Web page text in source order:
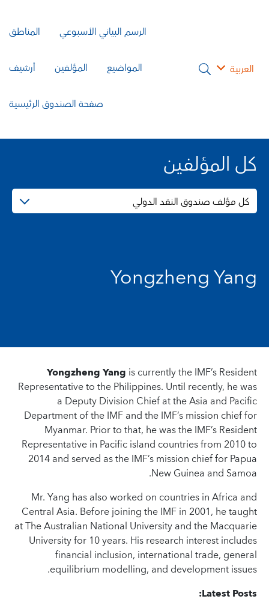
العربية
الرسم البياني الأسبوعي المناطق
المواضيع المؤلفين أرشيف
صفحة الصندوق الرئيسية
كل المؤلفين
كل مؤلف صندوق النقد الدولي
Yongzheng Yang
Yongzheng Yang is currently the IMF’s Resident
Representative to the Philippines. Until recently, he was
a Deputy Division Chief at the Asia and Pacific
Department of the IMF and the IMF’s mission chief for
Myanmar. Prior to that, he was the IMF’s Resident
Representative in Pacific island countries from 2010 to
2014 and served as the IMF’s mission chief for Papua
New Guinea and Samoa.
Mr. Yang has also worked on countries in Africa and
Central Asia. Before joining the IMF in 2001, he taught
at The Australian National University and the Macquarie
University for 10 years. His research interest includes
financial inclusion, international trade, general
equilibrium modelling, and development issues.
Latest Posts: